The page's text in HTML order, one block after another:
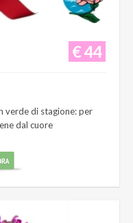
€ 44
verde di stagione: per
dal cuore